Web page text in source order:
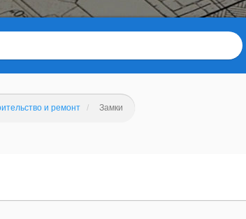
и ремонт Замки